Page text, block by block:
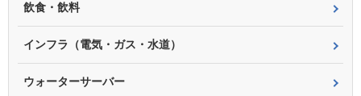
飲食・飲料
インフラ（電気・ガス・水道）
ウォーターサーバー